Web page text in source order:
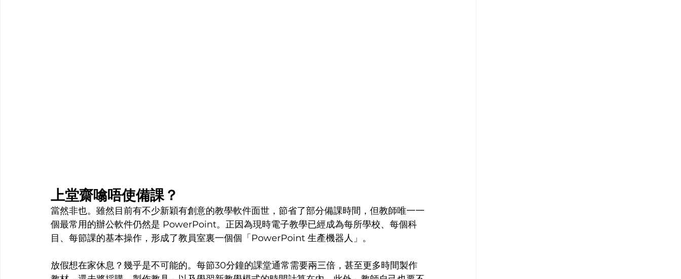
上堂齋噏唔使備課？
當然非也。雖然目前有不少新穎有創意的教學軟件面世，節省了部分備課時間，但教師唯一一
個最常用的辦公軟件仍然是 PowerPoint。正因為現時電子教學已經成為每所學校、每個科
目、每節課的基本操作，形成了教員室裏一個個「PowerPoint 生產機器人」。
放假想在家休息？幾乎是不可能的。每節30分鐘的課堂通常需要兩三倍，甚至更多時間製作